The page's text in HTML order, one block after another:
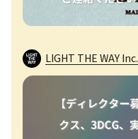
LIGHT THE WAY Inc.